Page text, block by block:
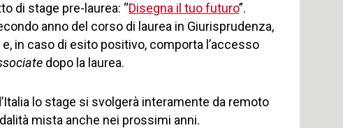
di stage pre-laurea: “Disegna il tuo futuro”.
anno del corso di laurea in Giurisprudenza,
in caso di esito positivo, comporta l’accesso
dopo la laurea.
lo stage si svolgerà interamente da remoto
mista anche nei prossimi anni.